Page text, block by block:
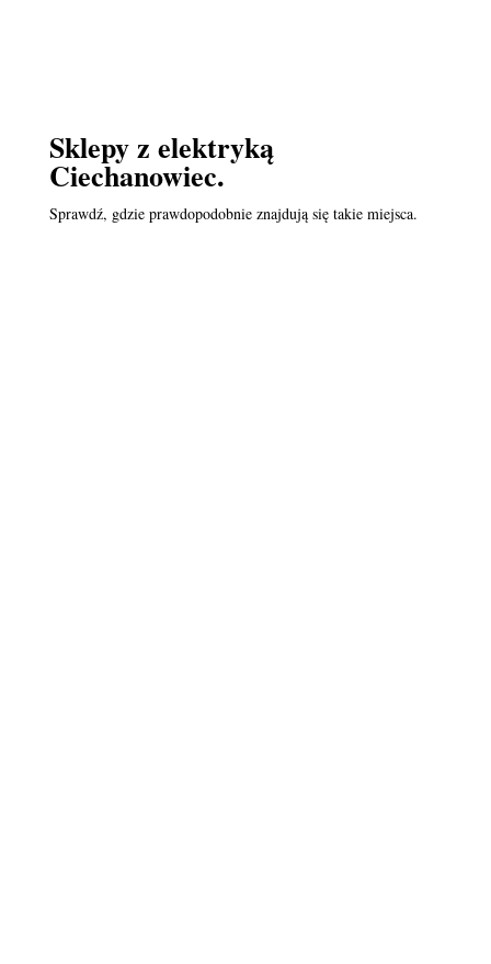
Sklepy z elektryką
Ciechanowiec.
Sprawdź, gdzie prawdopodobnie znajdują się takie miejsca.